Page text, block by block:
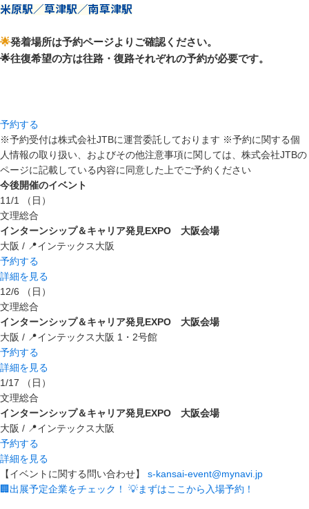
米原駅／草津駅／南草津駅
🌟発着場所は予約ページよりご確認ください。
🌟往復希望の方は往路・復路それぞれの予約が必要です。
予約する
※予約受付は株式会社JTBに運営委託しております ※予約に関する個
人情報の取り扱い、およびその他注意事項に関しては、株式会社JTBの
ページに記載している内容に同意した上でご予約ください
今後開催のイベント
11/1
（日）
文理総合
インターンシップ＆キャリア発見EXPO 大阪会場
大阪 / 📍インテックス大阪
予約する
詳細を見る
12/6
（日）
文理総合
インターンシップ＆キャリア発見EXPO 大阪会場
大阪 / 📍インテックス大阪 1・2号館
予約する
詳細を見る
1/17
（日）
文理総合
インターンシップ＆キャリア発見EXPO 大阪会場
大阪 / 📍インテックス大阪
予約する
詳細を見る
【イベントに関する問い合わせ】
s-kansai-event@mynavi.jp
🏢出展予定企業をチェック！
💡まずはここから入場予約！